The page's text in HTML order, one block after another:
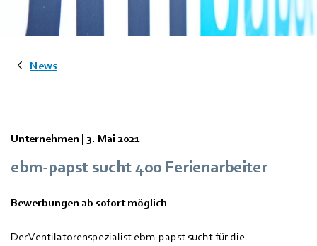
News
Unternehmen | 3. Mai 2021
ebm-papst sucht 400 Ferienarbeiter
Bewerbungen ab sofort möglich
Der Ventilatorenspezialist ebm-papst sucht für die